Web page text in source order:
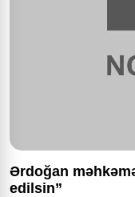
Ərdoğan
edilsin”